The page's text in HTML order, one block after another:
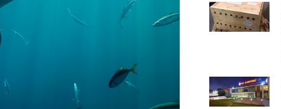
Havaalanında 1 Hafta Boyunca
Bekletilen Kimsenin
Sahiplenmediği Kutudan Bakın
Türkiye’deki Hayvan
Hastaneleri ve İletişim Bilgileri